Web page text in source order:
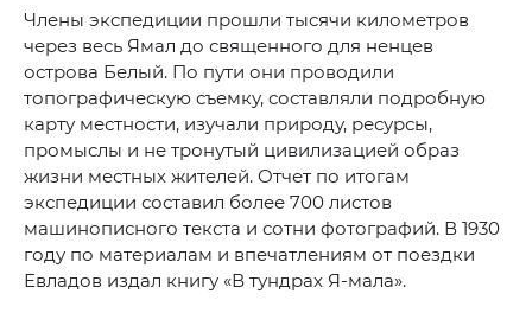
Члены экспедиции прошли тысячи километров
через весь Ямал до священного для ненцев
острова Белый. По пути они проводили
топографическую съемку, составляли подробную
карту местности, изучали природу, ресурсы,
промыслы и не тронутый цивилизацией образ
жизни местных жителей. Отчет по итогам
экспедиции составил более 700 листов
машинописного текста и сотни фотографий. В 1930
году по материалам и впечатлениям от поездки
Евладов издал книгу «В тундрах Я-мала».